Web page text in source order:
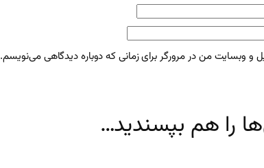
و وبسایت من در مرورگر برای زمانی که دوباره دیدگاهی می‌نویسم.
را هم بپسندید…